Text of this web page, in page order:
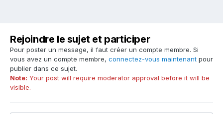
Rejoindre le sujet et participer
Pour poster un message, il faut créer un compte membre. Si
vous avez un compte membre, connectez-vous maintenant pour
publier dans ce sujet.
Note: Your post will require moderator approval before it will be
visible.